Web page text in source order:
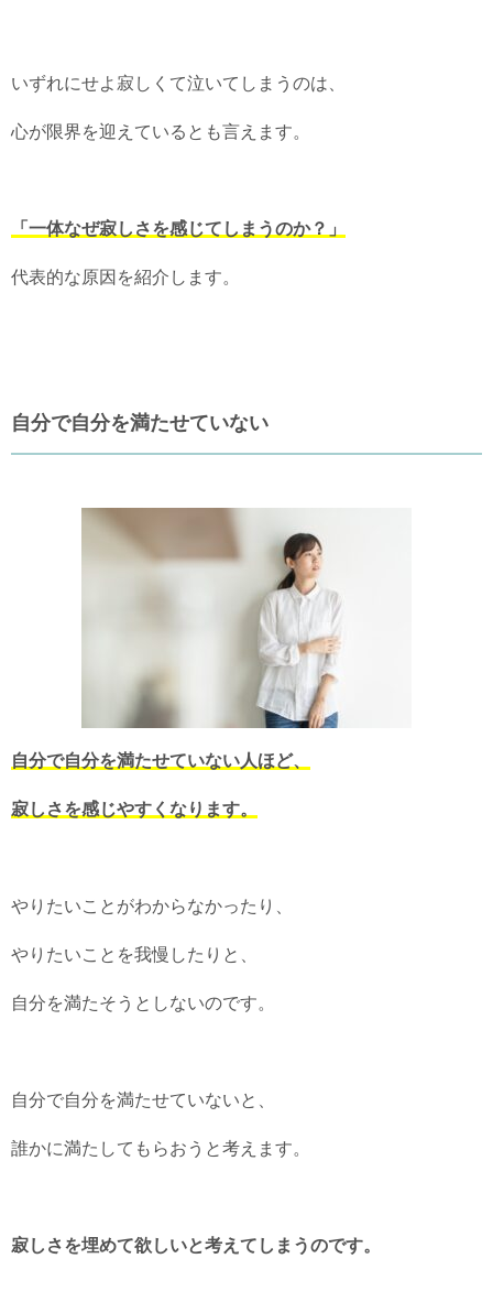
いずれにせよ寂しくて泣いてしまうのは、
心が限界を迎えているとも言えます。
「一体なぜ寂しさを感じてしまうのか？」
代表的な原因を紹介します。
自分で自分を満たせていない
自分で自分を満たせていない人ほど、
寂しさを感じやすくなります。
やりたいことがわからなかったり、
やりたいことを我慢したりと、
自分を満たそうとしないのです。
自分で自分を満たせていないと、
誰かに満たしてもらおうと考えます。
寂しさを埋めて欲しいと考えてしまうのです。